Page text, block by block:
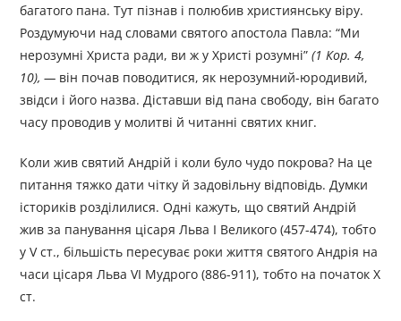
багатого пана. Тут пізнав і полюбив християнську віру.
Роздумуючи над словами святого апостола Павла: “Ми
нерозумні Христа ради, ви ж у Христі розумні”(1 Кор. 4,
10), — він почав поводитися, як нерозумний-юродивий,
звідси і його назва. Діставши від пана свободу, він багато
часу проводив у молитві й читанні святих книг.
Коли жив святий Андрій і коли було чудо покрова? На це
питання тяжко дати чітку й задовільну відповідь. Думки
істориків розділилися. Одні кажуть, що святий Андрій
жив за панування цісаря Льва І Великого (457-474), тобто
у V ст., більшість пересуває роки життя святого Андрія на
часи цісаря Льва VI Мудрого (886-911), тобто на початок X
ст.